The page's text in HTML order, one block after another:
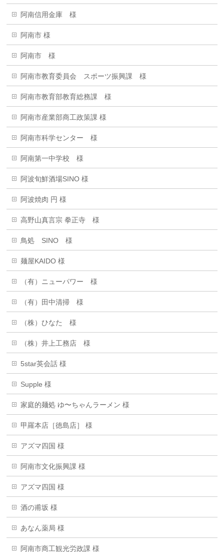
阿南信用金庫 様
阿南市 様
阿南市 様
阿南市教育委員会 スポーツ振興課 様
阿南市教育部教育総務課 様
阿南市産業部商工政策課 様
阿南市科学センター 様
阿南第一中学校 様
阿波旬鮮酒場SINO 様
阿波焼肉 円 様
高野山真言宗 拳正寺 様
鳥処 SINO 様
麺屋KAIDO 様
（有）ニューパワー 様
（有）田中清掃 様
（株）ひなた 様
（株）井上工務店 様
5star英会話 様
Supple 様
家庭的麺処 ゆ〜ちゃんラーメン 様
甲羅本店［徳島店］ 様
アズマ四国 様
阿南市文化振興課 様
アズマ四国 様
酒の甫坂 様
あなん薬局 様
阿南市商工観光労政課 様